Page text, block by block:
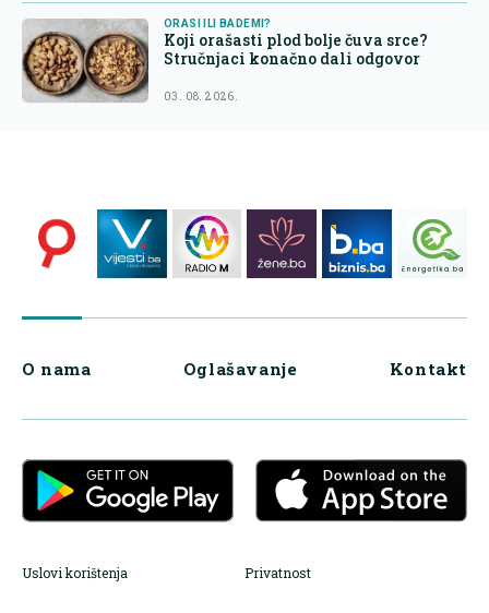
ORASI ILI BADEMI?
Koji orašasti plod bolje čuva srce?
Stručnjaci konačno dali odgovor
03. 08. 2026.
O nama Oglašavanje Kontakt
Uslovi korištenja Privatnost